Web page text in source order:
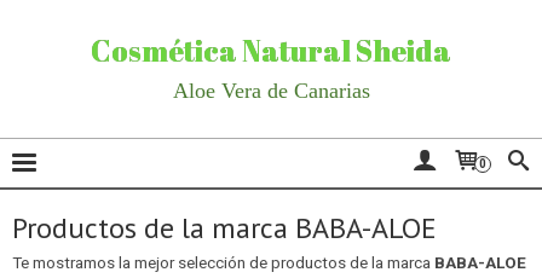
Cosmética Natural Sheida
Aloe Vera de Canarias
0
Productos de la marca BABA-ALOE
Te mostramos la mejor selección de productos de la marca BABA-ALOE